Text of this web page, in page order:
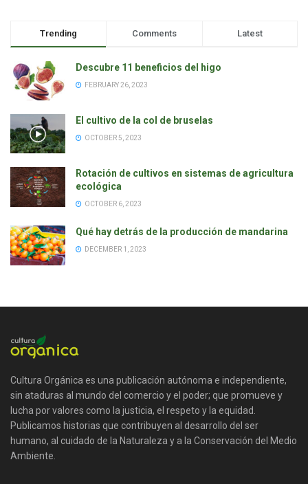
Trending Comments Latest
Descubre 11 beneficios del higo
FEBRUARY 26, 2023
El cultivo de la col de bruselas
OCTOBER 5, 2023
Rotación de cultivos en sistemas de agricultura
ecológica
OCTOBER 6, 2023
Qué hay detrás de la producción de mandarina
DECEMBER 1, 2023
Cultura Orgánica es una publicación autónoma e independiente,
sin ataduras al mundo del comercio y el poder; que promueve y
lucha por valores como la justicia, el respeto y la equidad.
Publicamos historias que contribuyen al desarrollo del ser
humano, al cuidado de la Naturaleza y a la Conservación del Medio
Ambiente.